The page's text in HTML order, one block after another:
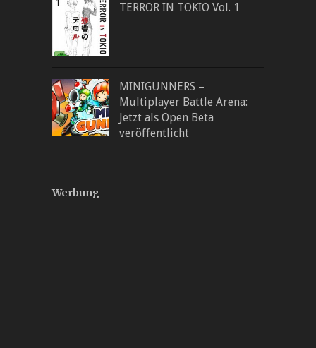
TERROR IN TOKIO Vol. 1
MINIGUNNERS –
Multiplayer Battle Arena:
Jetzt als Open Beta
veröffentlicht
Werbung